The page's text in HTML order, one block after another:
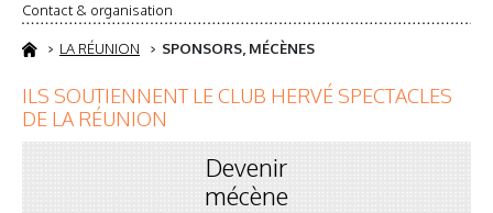
Contact & organisation
LA RÉUNION SPONSORS, MÉCÈNES
ILS SOUTIENNENT LE CLUB HERVÉ SPECTACLES
DE LA RÉUNION
Devenir
mécène